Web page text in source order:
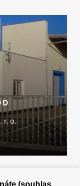
r. o.
(souhlas